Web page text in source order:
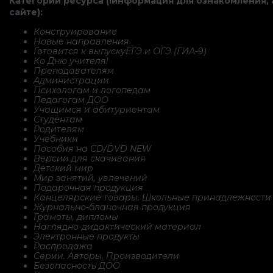
сайте):
Конструирование
Новые направления
Готовится к выпускуЕГЭ и ОГЭ (ГИА-9)
Ко Дню учителя!
Преподавателям
Администрации
Психологам и логопедам
Педагогам ДОО
Учащимся и абитуриентам
Студентам
Родителям
Учебники
Пособия на CD/DVD NEW
Версии для скачивания
Детский мир
Мир занятий, увлечений
Подарочная продукция
Канцелярские товары. Школьные принадлежности
Журнально-бланочная продукция
Грамоты, дипломы
Наглядно-дидактический материал
Электронные продукты
Распродажа
Серии. Авторы. Производители
Безопасность ДОО